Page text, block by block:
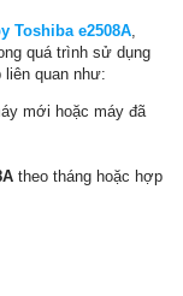
Toshiba e2508A,
quá trình sử dụng
liên quan như:
mới hoặc máy đã
theo tháng hoặc hợp